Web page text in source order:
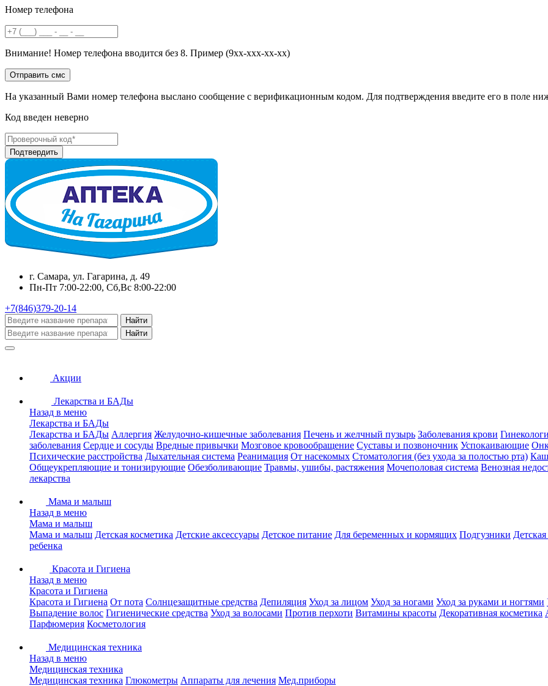
Номер телефона
Внимание! Номер телефона вводится без 8. Пример (9хх-ххх-хх-хх)
На указанный Вами номер телефона выслано сообщение с верификационным кодом. Для подтверждения введите его в поле
Код введен неверно
г. Самара, ул. Гагарина, д. 49
Пн-Пт 7:00-22:00, Сб,Вс 8:00-22:00
+7(846)379-20-14
Найти
Найти
Акции
Лекарства и БАДы
Назад в меню
Лекарства и БАДы
Лекарства и БАДы Аллергия Желудочно-кишечные заболевания Печень и желчный пузырь Заболевания крови
заболевания Сердце и сосуды Вредные привычки Мозговое кровообращение Суставы и позвоночник Успокаивающие
Психические расстройства Дыхательная система Реанимация От насекомых Стоматология (без ухода за полостью рта)
Общеукрепляющие и тонизирующие Обезболивающие Травмы, ушибы, растяжения Мочеполовая система Венозная
лекарства
Мама и малыш
Назад в меню
Мама и малыш
Мама и малыш Детская косметика Детские аксессуары Детское питание Для беременных и кормящих Подгузники
ребенка
Красота и Гигиена
Назад в меню
Красота и Гигиена
Красота и Гигиена От пота Солнцезащитные средства Депиляция Уход за лицом Уход за ногами Уход за руками и ногтями
Выпадение волос Гигиенические средства Уход за волосами Против перхоти Витамины красоты Декоративная косметика
Парфюмерия Косметология
Медицинская техника
Назад в меню
Медицинская техника
Медицинская техника Глюкометры Аппараты для лечения Мед.приборы